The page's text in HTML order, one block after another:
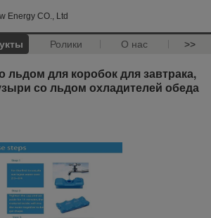
Energy CO., Ltd
Ролики О нас >>
льдом для коробок для завтрака,
со льдом охладителей обеда